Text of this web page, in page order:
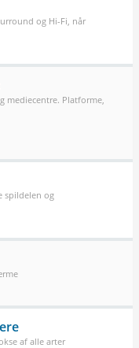
og Hi-Fi, når
mediecentre. Platforme,
spildelen og
af alle arter